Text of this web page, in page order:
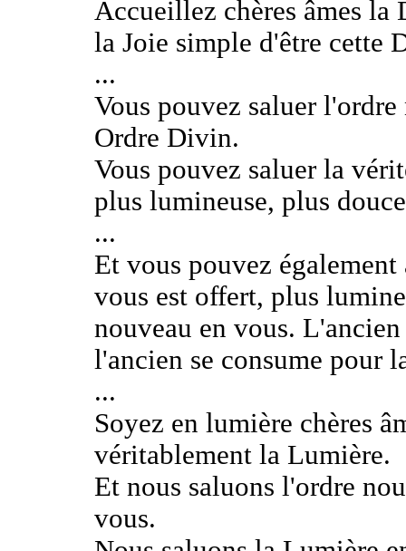
Accueillez chères âmes la
la Joie simple d'être cette
...
Vous pouvez saluer
Ordre Divin.
Vous pouvez saluer la
plus lumineuse, plus
...
Et vous pouvez
vous est offert, plus
nouveau en vous.
l'ancien se consume pour
...
Soyez en lumière chères
véritablement la Lumière.
Et nous saluons l'ordre
vous.